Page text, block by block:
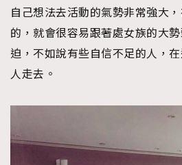
FashionWeek
自己想法去活動的氣勢非常強大
的，就會很容易跟著處女族的大
迫，不如說有些自信不足的人，
人走去。